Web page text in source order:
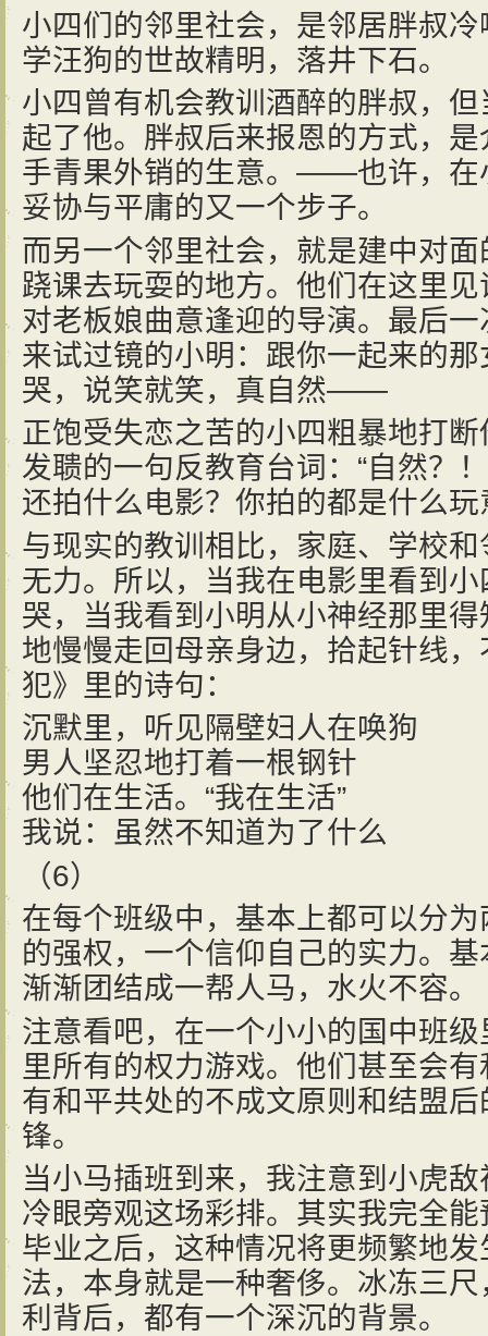
小四们的邻里社会，是邻居胖叔
学汪狗的世故精明，落井下石。
小四曾有机会教训酒醉的胖叔，
起了他。胖叔后来报恩的方式，
手青果外销的生意。——也许，在
妥协与平庸的又一个步子。
而另一个邻里社会，就是建中对
跷课去玩耍的地方。他们在这里
对老板娘曲意逢迎的导演。最后
来试过镜的小明：跟你一起来的
哭，说笑就笑，真自然——
正饱受失恋之苦的小四粗暴地打
发聩的一句反教育台词：“自然？
还拍什么电影？你拍的都是什么玩
与现实的教训相比，家庭、学校
无力。所以，当我在电影里看到
哭，当我看到小明从小神经那里
地慢慢走回母亲身边，拾起针线
犯》里的诗句：
沉默里，听见隔壁妇人在唤狗
男人坚忍地打着一根钢针
他们在生活。“我在生活”
我说：虽然不知道为了什么
（6）
在每个班级中，基本上都可以分
的强权，一个信仰自己的实力。
渐渐团结成一帮人马，水火不容。
注意看吧，在一个小小的国中班
里所有的权力游戏。他们甚至会
有和平共处的不成文原则和结盟
锋。
当小马插班到来，我注意到小虎
冷眼旁观这场彩排。其实我完全
毕业之后，这种情况将更频繁地发
法，本身就是一种奢侈。冰冻三
利背后，都有一个深沉的背景。